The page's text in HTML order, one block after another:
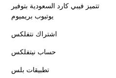
تتميز فيبي كارد السعودية بتوفير
يوتيوب بريميوم
اشتراك نتفلكس
حساب نيتفلكس
تطبيقات بلس